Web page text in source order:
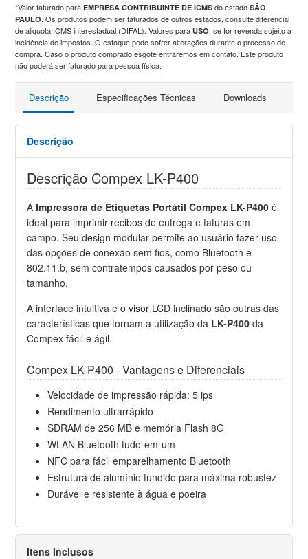
*Valor faturado paraEMPRESA CONTRIBUINTE DE ICMS do estadoSÃO
PAULO. Os produtos podem ser faturados de outros estados, consulte diferencial
de aliquota ICMS interestadual (DIFAL). Valores paraUSO, se for revenda sujeito a
incidência de impostos. O estoque pode sofrer alterações durante o processo de
compra. Caso o produto comprado esgote entraremos em contato. Este produto
não poderá ser faturado para pessoa física.
Descrição Especificações Técnicas Downloads
Descrição
Descrição Compex LK-P400
AImpressora de Etiquetas Portátil Compex LK-P400 é
ideal para imprimir recibos de entrega e faturas em
campo. Seu design modular permite ao usuário fazer uso
das opções de conexão sem fios, como Bluetooth e
802.11.b, sem contratempos causados por peso ou
tamanho.
A interface intuitiva e o visor LCD inclinado são outras das
características que tornam a utilização da LK-P400 da
Compex fácil e ágil.
Compex LK-P400 - Vantagens e Diferenciais
Velocidade de impressão rápida: 5 ips
Rendimento ultrarrápido
SDRAM de 256 MB e memória Flash 8G
WLAN Bluetooth tudo-em-um
NFC para fácil emparelhamento Bluetooth
Estrutura de alumínio fundido para máxima robustez
Durável e resistente à água e poeira
Itens Inclusos